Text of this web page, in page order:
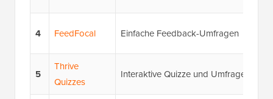
4 FeedFocal Einfache Feedback-Umfragen
5
Thrive
Quizzes
Interaktive Quizze und Umfragen